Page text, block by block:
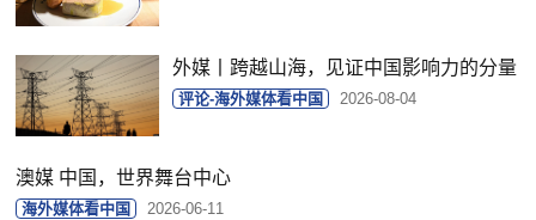
外媒丨跨越山海，见证中国影响力的分量
评论-海外媒体看中国 2026-08-04
澳媒 中国，世界舞台中心
海外媒体看中国 2026-06-11